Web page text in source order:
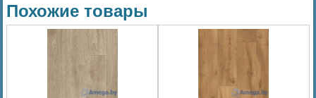
Похожие товары